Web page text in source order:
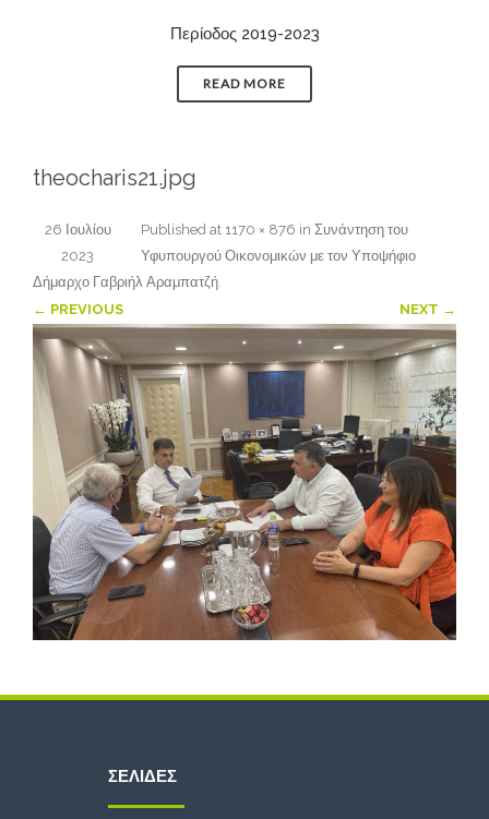
Περίοδος 2019-2023
READ MORE
theocharis21.jpg
Published
26 Ιουλίου
2023
at 1170 × 876 in Συνάντηση του
Υφυπουργού Οικονομικών με τον Υποψήφιο
Δήμαρχο Γαβριήλ Αραμπατζή.
← PREVIOUS
NEXT →
ΣΕΛΊΔΕΣ